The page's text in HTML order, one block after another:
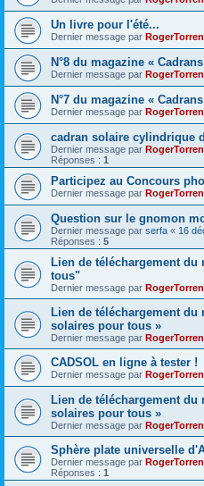
Un livre pour l'été...
Dernier message par
N°8 du magazine «
Dernier message par
N°7 du magazine «
Dernier message par
cadran solaire cylindrique
Dernier message par
Réponses : 1
Participez au Concours
Dernier message par
Question sur le gnomon
Dernier message par serfa « 16
Réponses : 5
Lien de téléchargement du
tous"
Dernier message par
Lien de téléchargement du
solaires pour tous »
Dernier message par
CADSOL en ligne à tester !
Dernier message par
Lien de téléchargement du
solaires pour tous »
Dernier message par
Sphère plate universelle
Dernier message par
Réponses : 1